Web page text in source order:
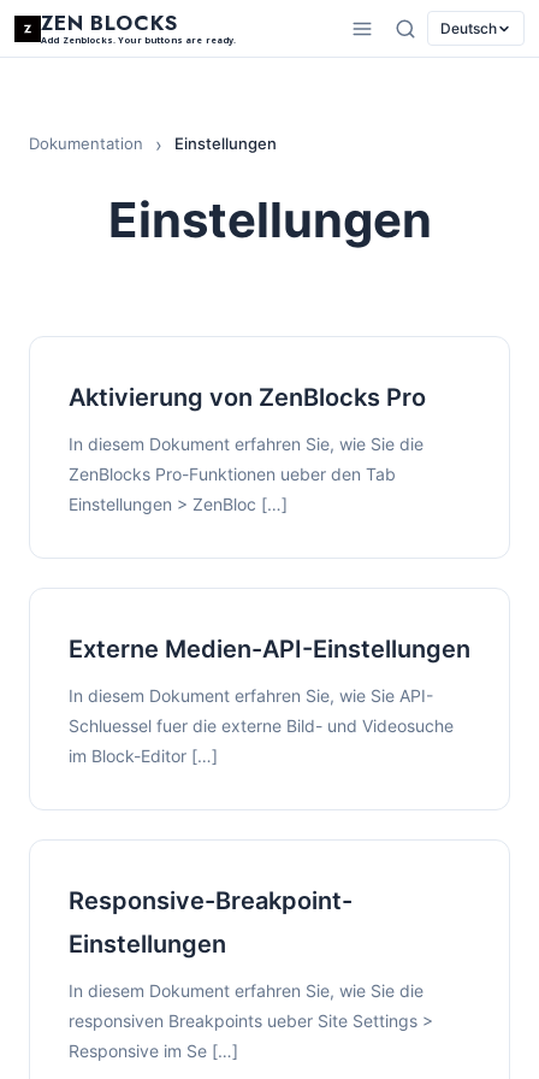
ZEN BLOCKS
Add Zenblocks. Your buttons are ready.
Deutsch
Dokumentation Einstellungen
Einstellungen
Aktivierung von ZenBlocks Pro
In diesem Dokument erfahren Sie, wie Sie die
ZenBlocks Pro-Funktionen ueber den Tab
Einstellungen > ZenBloc […]
Externe Medien-API-Einstellungen
In diesem Dokument erfahren Sie, wie Sie API-
Schluessel fuer die externe Bild- und Videosuche
im Block-Editor […]
Responsive-Breakpoint-
Einstellungen
In diesem Dokument erfahren Sie, wie Sie die
responsiven Breakpoints ueber Site Settings >
Responsive im Se […]